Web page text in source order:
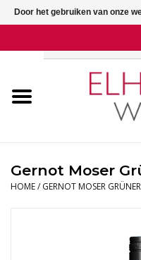
Wijnen
Wijnhuizen
Gernot Moser
HOME/ GERNOT MOSER
Door het gebruiken van onze